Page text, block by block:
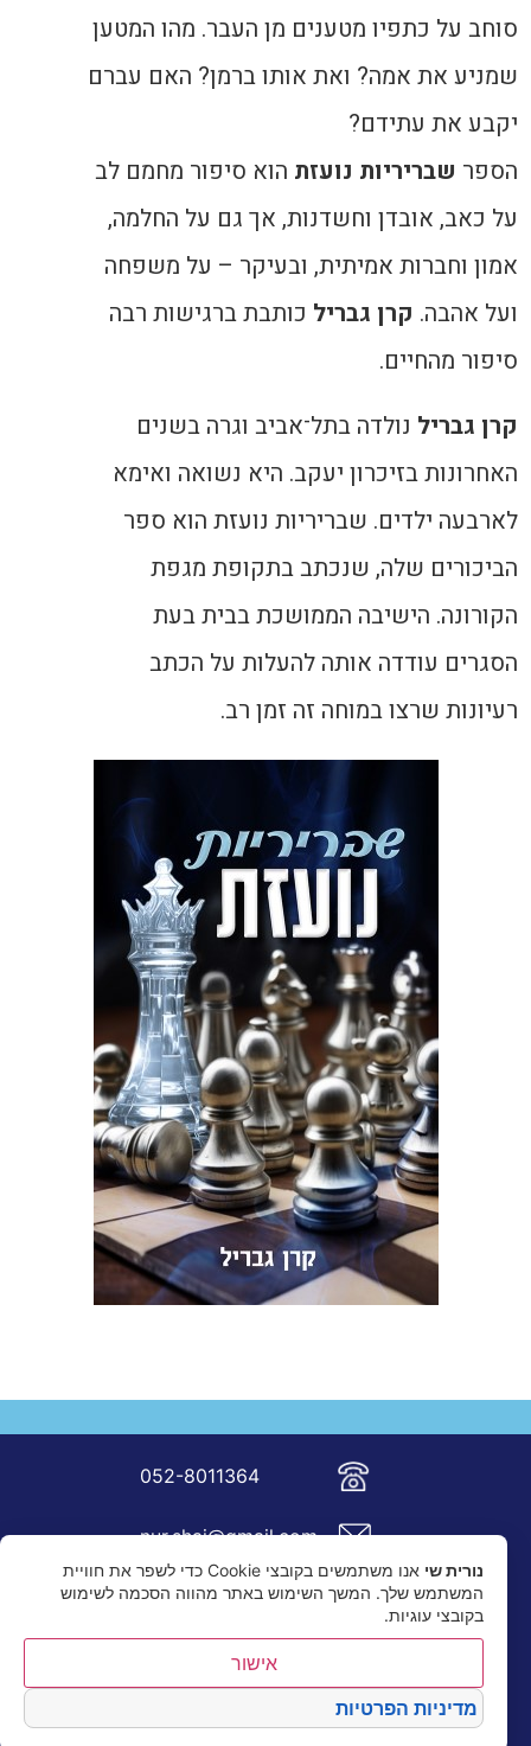
סוחב על כתפיו מטענים מן העבר. מהו המטען
שמניע את אמה? ואת אותו ברמן? האם עברם
יקבע את עתידם?
הספר שבריריות נועזת הוא סיפור מחמם לב
על כאב, אובדן וחשדנות, אך גם על החלמה,
אמון וחברות אמיתית, ובעיקר – על משפחה
ועל אהבה. קרן גבריל כותבת ברגישות רבה
סיפור מהחיים.
קרן גבריל נולדה בתל־אביב וגרה בשנים
האחרונות בזיכרון יעקב. היא נשואה ואימא
לארבעה ילדים. שבריריות נועזת הוא ספר
הביכורים שלה, שנכתב בתקופת מגפת
הקורונה. הישיבה הממושכת בבית בעת
הסגרים עודדה אותה להעלות על הכתב
רעיונות שרצו במוחה זה זמן רב.
052-8011364
nur.shai@gmail.com
נורית שי
אנו משתמשים בקובצי Cookie כדי לשפר את חוויית
המשתמש שלך. המשך השימוש באתר מהווה הסכמה לשימוש
בקובצי עוגיות.
אישור
מדיניות הפרטיות